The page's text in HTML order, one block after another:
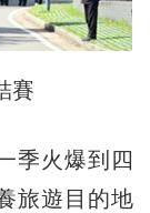
賽
火爆到四
旅遊目的地